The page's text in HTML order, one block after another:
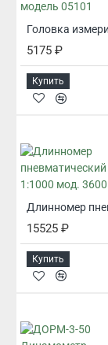
5175 ₽
Купить
15525 ₽
Купить